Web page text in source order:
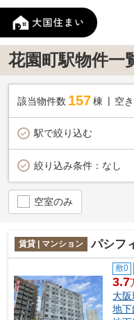
花園町駅物件一
該当物件数 157棟 空
駅で絞り込む
絞り込み条件： なし
空室のみ
賃貸 | マンション パシフ
敷0
3.7
大
地下